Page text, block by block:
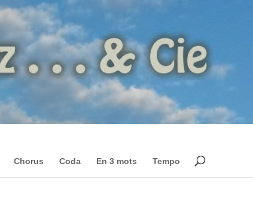
Chorus Coda En 3 mots Tempo